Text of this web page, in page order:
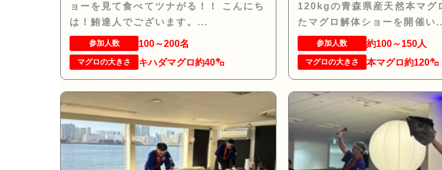
ョーを見て食べてツナがる！！ こんにち
は！鮪達人でございます。...
参加人数 100～200名
マグロの大きさ キハダマグロ約40㌔
120kgの青森県産天然本マグ
たマグロ解体ショーを開催い
参加人数 約100～150人
マグロの大きさ 本マグロ約120㌔